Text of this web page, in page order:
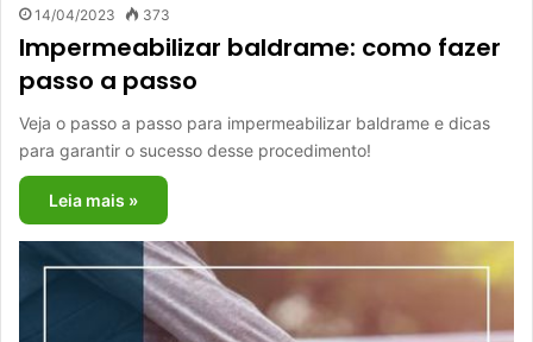
14/04/2023 373
Impermeabilizar baldrame: como fazer
passo a passo
Veja o passo a passo para impermeabilizar baldrame e dicas
para garantir o sucesso desse procedimento!
Leia mais »